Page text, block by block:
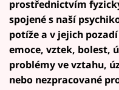
prostřednictvím
spojené s naší
potíže a v jejich
emoce, vztek, bolest,
problémy ve vztahu,
nebo nezpracované